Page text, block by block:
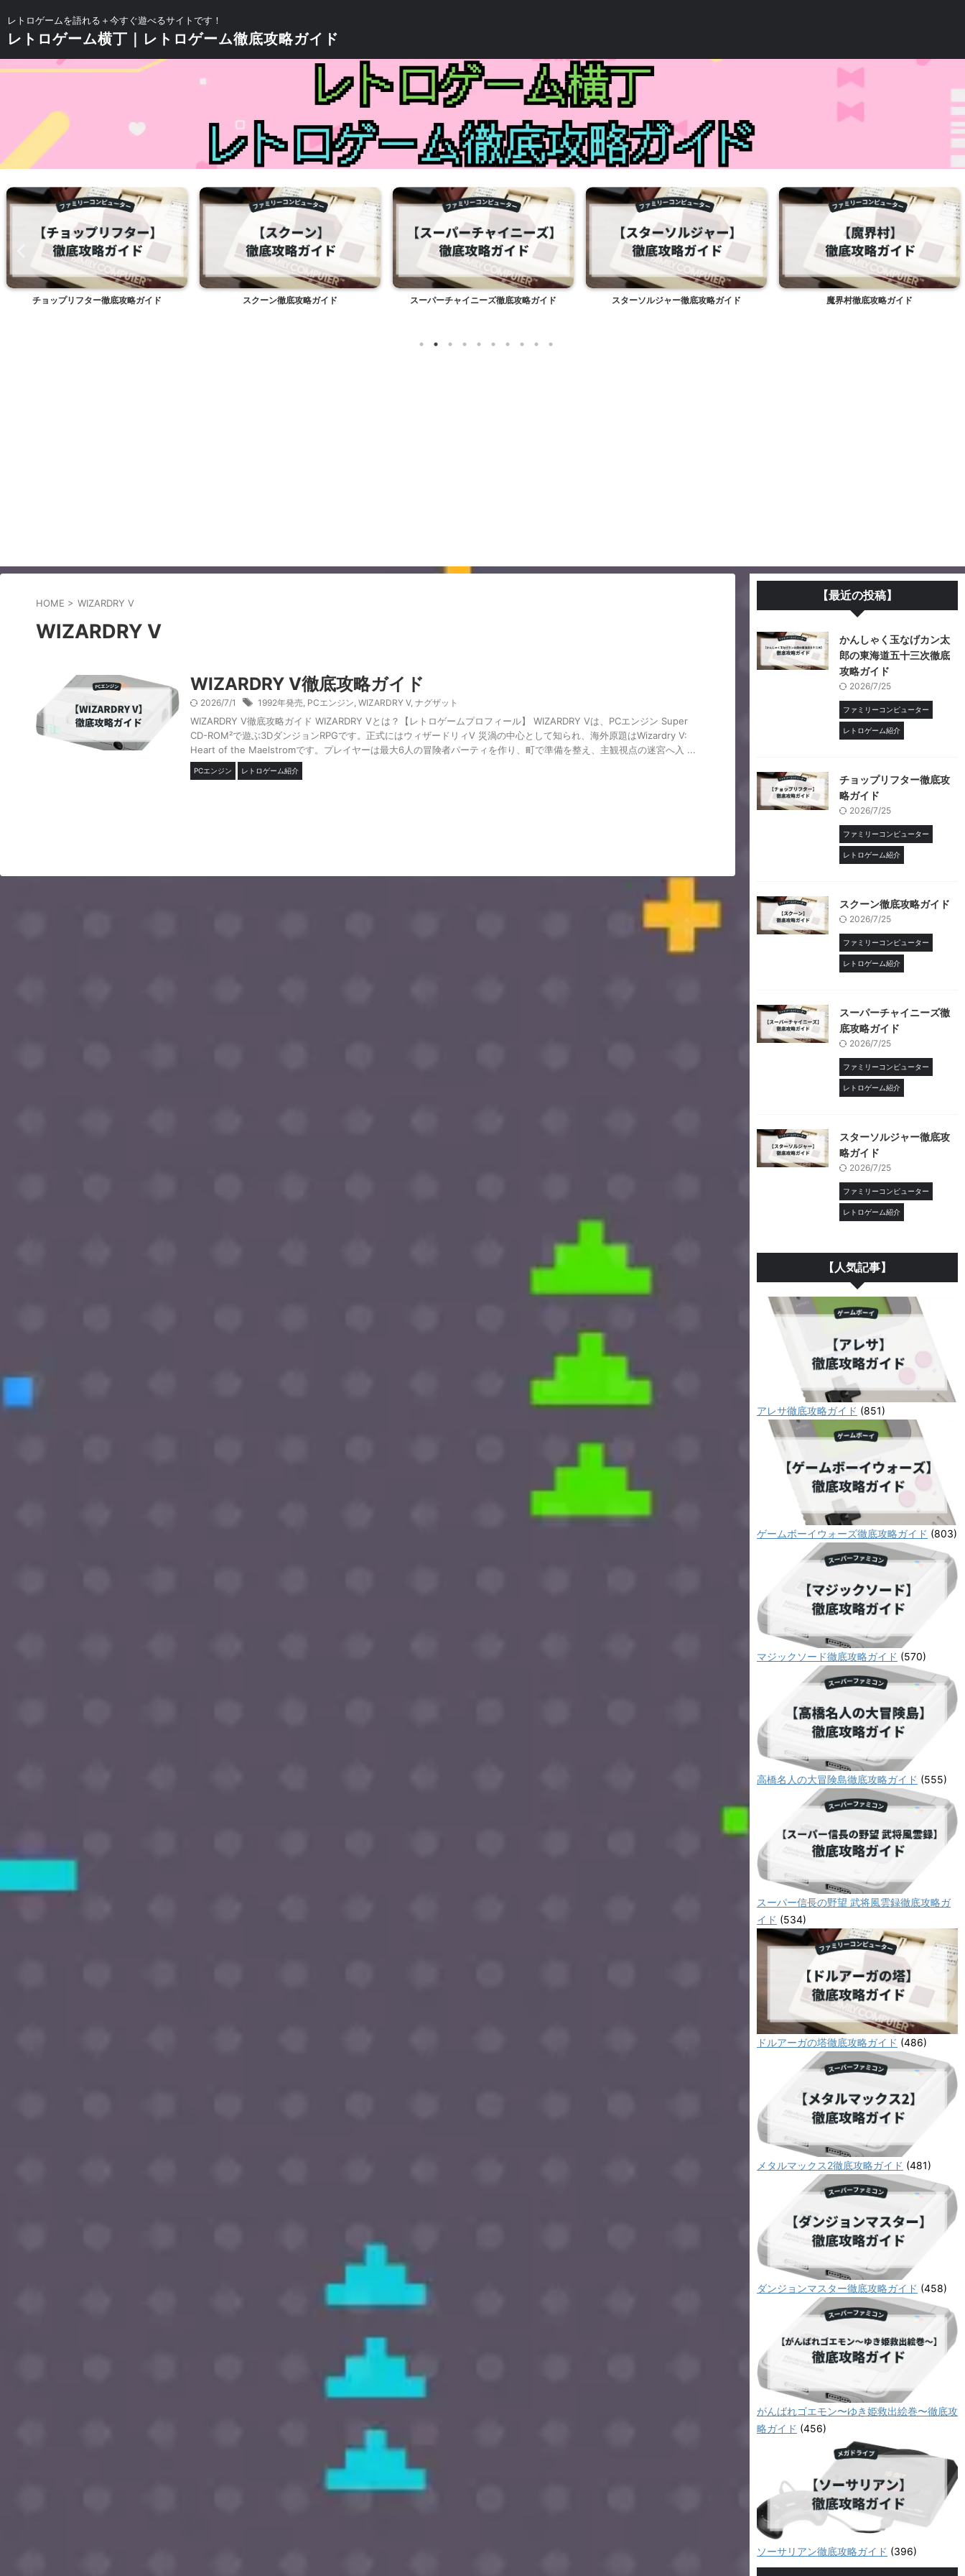
レトロゲームを語れる＋今すぐ遊べるサイトです！
レトロゲーム横丁｜レトロゲーム徹底攻略ガイド
チョップリフター徹底攻略ガイド スクーン徹底攻略ガイド スーパーチャイニーズ徹底攻略ガイド スターソルジャー徹底攻略ガイド 魔界村徹底攻略ガイド
HOME > WIZARDRY V
WIZARDRY V
WIZARDRY V徹底攻略ガイド
2026/7/1 1992年発売, PCエンジン, WIZARDRY V, ナグザット
WIZARDRY V徹底攻略ガイド WIZARDRY Vとは？【レトロゲームプロフィール】 WIZARDRY Vは、PCエンジン Super
CD-ROM²で遊ぶ3DダンジョンRPGです。正式にはウィザードリィV 災渦の中心として知られ、海外原題はWizardry V:
Heart of the Maelstromです。プレイヤーは最大6人の冒険者パーティを作り、町で準備を整え、主観視点の迷宮へ入 ...
PCエンジン レトロゲーム紹介
【最近の投稿】
かんしゃく玉なげカン太
郎の東海道五十三次徹底
攻略ガイド
2026/7/25
ファミリーコンピューター
レトロゲーム紹介
チョップリフター徹底攻
略ガイド
2026/7/25
ファミリーコンピューター
レトロゲーム紹介
スクーン徹底攻略ガイド
2026/7/25
ファミリーコンピューター
レトロゲーム紹介
スーパーチャイニーズ徹
底攻略ガイド
2026/7/25
ファミリーコンピューター
レトロゲーム紹介
スターソルジャー徹底攻
略ガイド
2026/7/25
ファミリーコンピューター
レトロゲーム紹介
【人気記事】
アレサ徹底攻略ガイド (851)
ゲームボーイウォーズ徹底攻略ガイド (803)
マジックソード徹底攻略ガイド (570)
高橋名人の大冒険島徹底攻略ガイド (555)
スーパー信長の野望 武将風雲録徹底攻略ガ
イド (534)
ドルアーガの塔徹底攻略ガイド (486)
メタルマックス2徹底攻略ガイド (481)
ダンジョンマスター徹底攻略ガイド (458)
がんばれゴエモン〜ゆき姫救出絵巻〜徹底攻
略ガイド (456)
ソーサリアン徹底攻略ガイド (396)